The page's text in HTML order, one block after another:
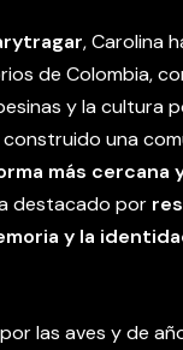
, Carolina
de Colombia,
y la cultura
una
más cercana
destacado por
y la
las aves y de